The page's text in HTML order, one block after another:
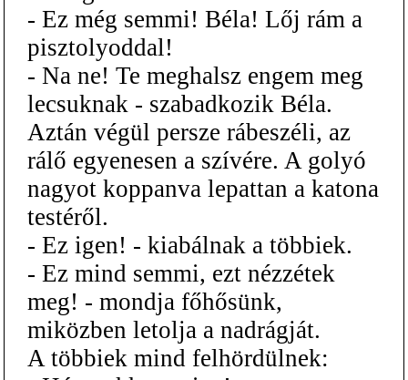
- Ez még semmi! Béla! Lőj rám a
pisztolyoddal!
- Na ne! Te meghalsz engem meg
lecsuknak - szabadkozik Béla.
Aztán végül persze rábeszéli, az
rálő egyenesen a szívére. A golyó
nagyot koppanva lepattan a katona
testéről.
- Ez igen! - kiabálnak a többiek.
- Ez mind semmi, ezt nézzétek
meg! - mondja főhősünk,
miközben letolja a nadrágját.
A többiek mind felhördülnek: